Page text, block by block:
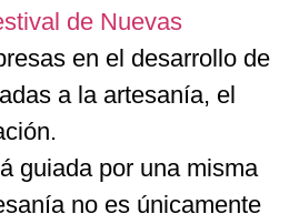
de Nuevas
en el desarrollo de
a la artesanía, el
guiada por una misma
no es únicamente